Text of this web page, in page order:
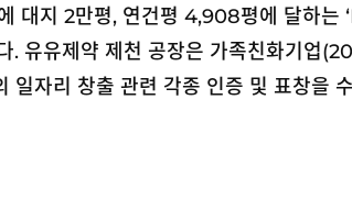
대지 2만평, 연건평 4,908평에 달하는
유유제약 제천 공장은 가족친화기업
자리 창출 관련 각종 인증 및 표창을